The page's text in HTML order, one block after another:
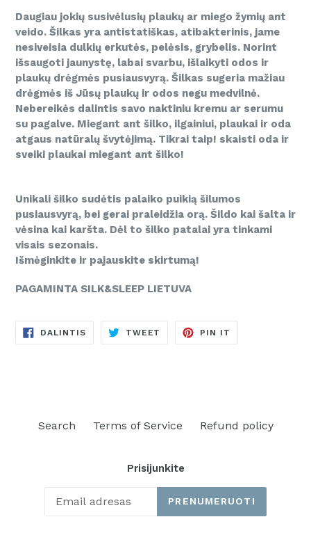
Daugiau jokių susivėlusių plaukų ar miego žymių ant
veido. Šilkas yra antistatiškas, atibakterinis, jame
nesiveisia dulkių erkutės, pelėsis, grybelis. Norint
išsaugoti jaunystę, labai svarbu, išlaikyti odos ir
plaukų drėgmės pusiausvyrą. Šilkas sugeria mažiau
drėgmės iš Jūsų plaukų ir odos negu medvilnė.
Nebereikės dalintis savo naktiniu kremu ar serumu
su pagalve. Miegant ant šilko, ilgainiui, plaukai ir oda
atgaus natūralų švytėjimą. Tikrai taip! skaisti oda ir
sveiki plaukai miegant ant šilko!
Unikali šilko sudėtis palaiko puikią šilumos
pusiausvyrą, bei gerai praleidžia orą. Šildo kai šalta ir
vėsina kai karšta. Dėl to šilko patalai yra tinkami
visais sezonais.
Išmėginkite ir pajauskite skirtumą!
PAGAMINTA SILK&SLEEP LIETUVA
DALINTISDALINTIS
FACEBOOKE
TWEET
TWEETINTI
TVITERYJE
PIN IT
Search Terms of Service Refund policy
Prisijunkite
PRENUMERUOTI